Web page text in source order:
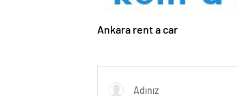
Ankara rent a car